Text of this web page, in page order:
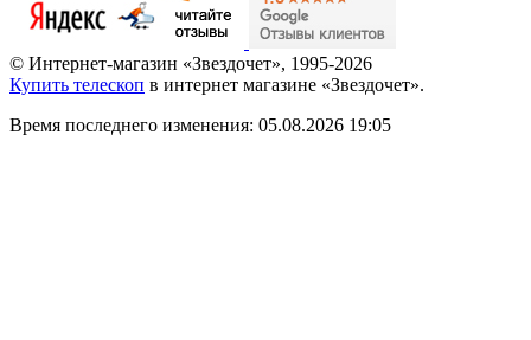
© Интернет-магазин «Звездочет», 1995-2026
Купить телескоп в интернет магазине «Звездочет».
Время последнего изменения: 05.08.2026 19:05